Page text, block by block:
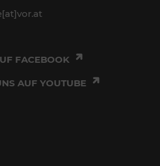
FACEBOOK
AUF YOUTUBE